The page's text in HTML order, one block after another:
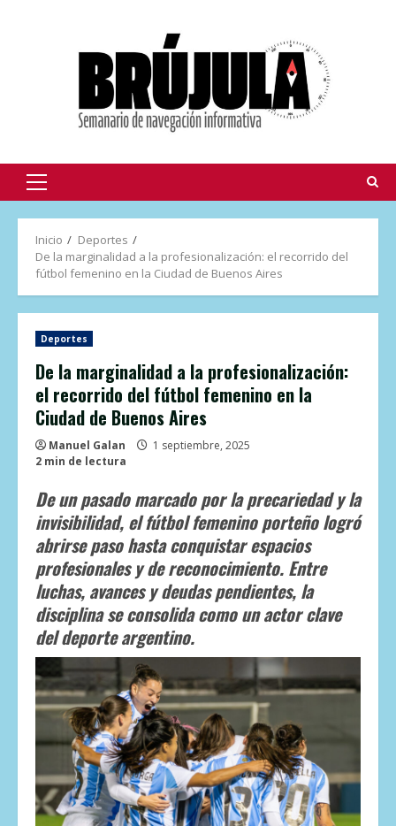
Inicio
Deportes
De la marginalidad a la profesionalización: el recorrido del
fútbol femenino en la Ciudad de Buenos Aires
Deportes
De la marginalidad a la profesionalización:
el recorrido del fútbol femenino en la
Ciudad de Buenos Aires
Manuel Galan
1 septiembre, 2025
2 min de lectura
De un pasado marcado por la precariedad y la
invisibilidad, el fútbol femenino porteño logró
abrirse paso hasta conquistar espacios
profesionales y de reconocimiento. Entre
luchas, avances y deudas pendientes, la
disciplina se consolida como un actor clave
del deporte argentino.